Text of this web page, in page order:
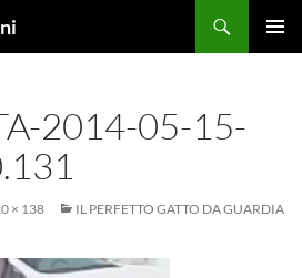
2014-05-15-
× 138
IL PERFETTO GATTO DA GUARDIA